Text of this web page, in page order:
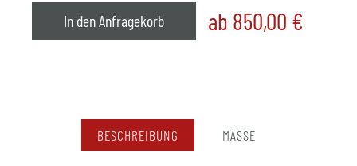
In den Anfragekorb ab 850,00 €
BESCHREIBUNG MASSE